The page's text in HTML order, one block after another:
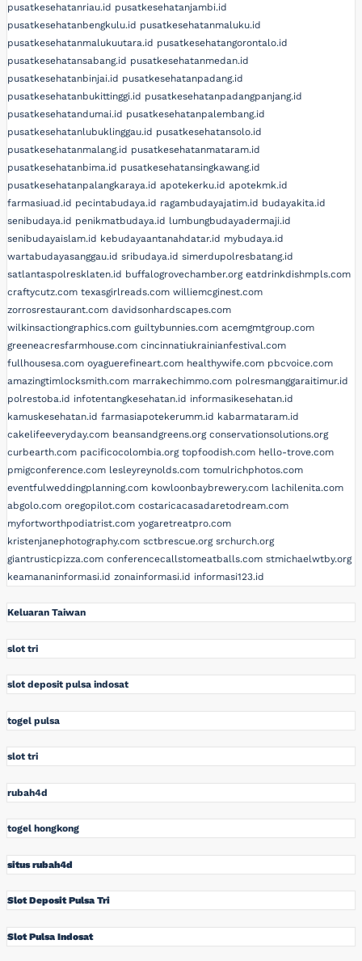
pusatkesehatanriau.id pusatkesehatanjambi.id
pusatkesehatanbengkulu.id pusatkesehatanmaluku.id
pusatkesehatanmalukuutara.id pusatkesehatangorontalo.id
pusatkesehatansabang.id pusatkesehatanmedan.id
pusatkesehatanbinjai.id pusatkesehatanpadang.id
pusatkesehatanbukittinggi.id pusatkesehatanpadangpanjang.id
pusatkesehatandumai.id pusatkesehatanpalembang.id
pusatkesehatanlubuklinggau.id pusatkesehatansolo.id
pusatkesehatanmalang.id pusatkesehatanmataram.id
pusatkesehatanbima.id pusatkesehatansingkawang.id
pusatkesehatanpalangkaraya.id apotekerku.id apotekmk.id
farmasiuad.id pecintabudaya.id ragambudayajatim.id budayakita.id
senibudaya.id penikmatbudaya.id lumbungbudayadermaji.id
senibudayaislam.id kebudayaantanahdatar.id mybudaya.id
wartabudayasanggau.id sribudaya.id simerdupolresbatang.id
satlantaspolresklaten.id buffalogrovechamber.org eatdrinkdishmpls.com
craftycutz.com texasgirlreads.com williemcginest.com
zorrosrestaurant.com davidsonhardscapes.com
wilkinsactiongraphics.com guiltybunnies.com acemgmtgroup.com
greeneacresfarmhouse.com cincinnatiukrainianfestival.com
fullhousesa.com oyaguerefineart.com healthywife.com pbcvoice.com
amazingtimlocksmith.com marrakechimmo.com polresmanggaraitimur.id
polrestoba.id infotentangkesehatan.id informasikesehatan.id
kamuskesehatan.id farmasiapotekerumm.id kabarmataram.id
cakelifeeveryday.com beansandgreens.org conservationsolutions.org
curbearth.com pacificocolombia.org topfoodish.com hello-trove.com
pmigconference.com lesleyreynolds.com tomulrichphotos.com
eventfulweddingplanning.com kowloonbaybrewery.com lachilenita.com
abgolo.com oregopilot.com costaricacasadaretodream.com
myfortworthpodiatrist.com yogaretreatpro.com
kristenjanephotography.com sctbrescue.org srchurch.org
giantrusticpizza.com conferencecallstomeatballs.com stmichaelwtby.org
keamananinformasi.id zonainformasi.id informasi123.id
Keluaran Taiwan
slot tri
slot deposit pulsa indosat
togel pulsa
slot tri
rubah4d
togel hongkong
situs rubah4d
Slot Deposit Pulsa Tri
Slot Pulsa Indosat